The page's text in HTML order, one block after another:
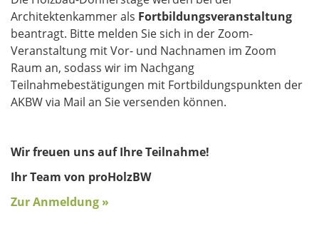
Architektenkammer als Fortbildungsveranstaltung
beantragt. Bitte melden Sie sich in der Zoom-
Veranstaltung mit Vor- und Nachnamen im Zoom
Raum an, sodass wir im Nachgang
Teilnahmebestätigungen mit Fortbildungspunkten der
AKBW via Mail an Sie versenden können.
Wir freuen uns auf Ihre Teilnahme!
Ihr Team von proHolzBW
Zur Anmeldung »